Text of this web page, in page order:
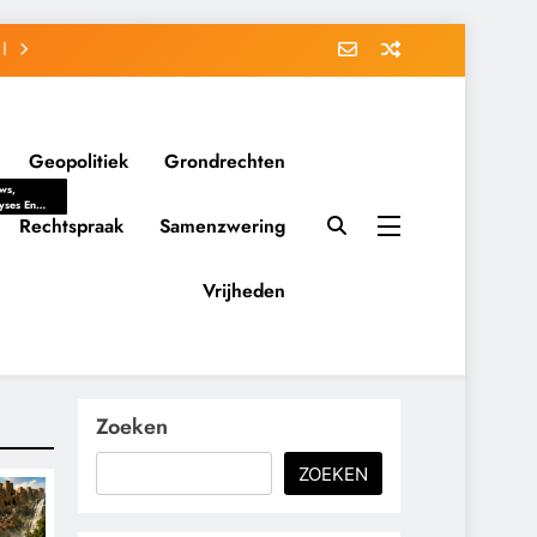
Geopolitiek Grondrechten
En
Politieke
Belangen
Rechtspraak Samenzwering
Vrijheden
Zoeken
ZOEKEN